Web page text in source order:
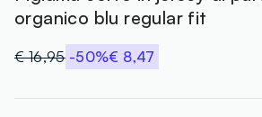
organico blu regular fit
€ 16,95 -50%€ 8,47